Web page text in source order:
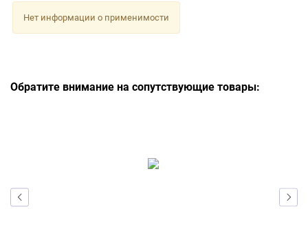
Нет информации о применимости
Обратите внимание на сопутствующие товары: